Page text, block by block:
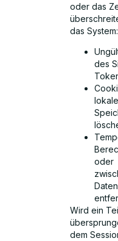
oder das
das System:
des
oder
Daten
Wird ein
dem